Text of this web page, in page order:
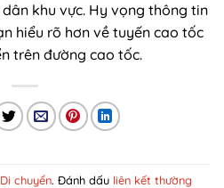
khu vực. Hy vọng thông tin
hiểu rõ hơn về tuyến cao tốc
trên đường cao tốc.
Di chuyển. Đánh dấu liên kết thường